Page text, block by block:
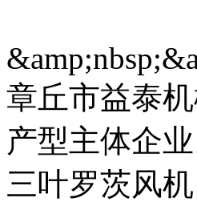
章丘市益泰
产型主体企
三叶罗茨风